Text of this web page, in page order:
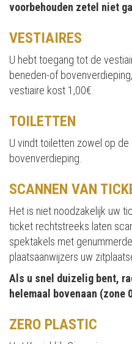
voorbehouden zetel niet
VESTIAIRES
U hebt toegang tot de
beneden-of
vestiaire kost 1,00€.
TOILETTEN
U vindt toiletten zowel op
bovenverdieping.
SCANNEN VAN
Het is niet noodzakelijk uw
ticket rechtstreeks laten
spektakels met
plaatsaanwijzers uw
Als u snel duizelig bent,
helemaal bovenaan (zone
ZERO PLASTIC